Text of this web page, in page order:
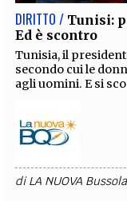
DIRITTO / Tunisi:
Ed è scontro
Tunisia, il
secondo cui le
agli uomini. E si
diLA NUOVA